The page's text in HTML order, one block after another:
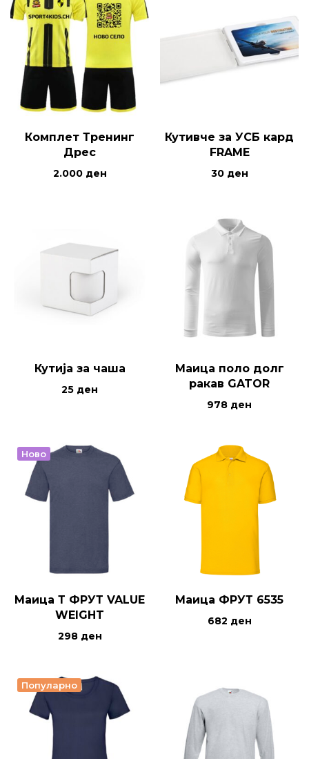
Комплет Тренинг
Дрес
2.000 ден
Кутивче за УСБ кард
FRAME
30 ден
Кутија за чаша
25 ден
Маица поло долг
ракав GATOR
978 ден
Ново
Маица Т ФРУТ VALUE
WEIGHT
298 ден
Маица ФРУТ 6535
682 ден
Популарно